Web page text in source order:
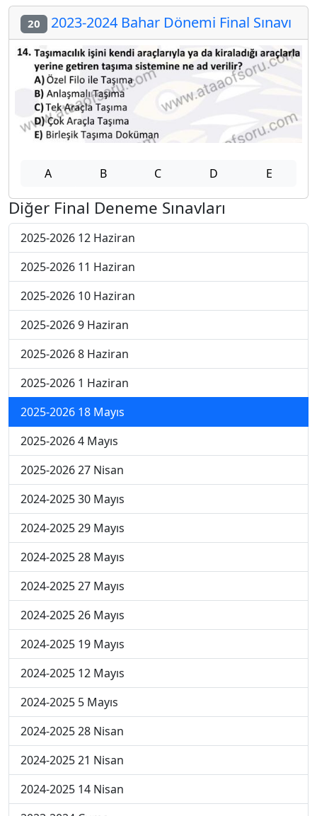
20 2023-2024 Bahar Dönemi Final Sınavı
A B C D E
Diğer Final Deneme Sınavları
2025-2026 12 Haziran
2025-2026 11 Haziran
2025-2026 10 Haziran
2025-2026 9 Haziran
2025-2026 8 Haziran
2025-2026 1 Haziran
2025-2026 18 Mayıs
2025-2026 4 Mayıs
2025-2026 27 Nisan
2024-2025 30 Mayıs
2024-2025 29 Mayıs
2024-2025 28 Mayıs
2024-2025 27 Mayıs
2024-2025 26 Mayıs
2024-2025 19 Mayıs
2024-2025 12 Mayıs
2024-2025 5 Mayıs
2024-2025 28 Nisan
2024-2025 21 Nisan
2024-2025 14 Nisan